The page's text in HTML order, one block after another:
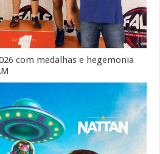
com medalhas e hegemonia